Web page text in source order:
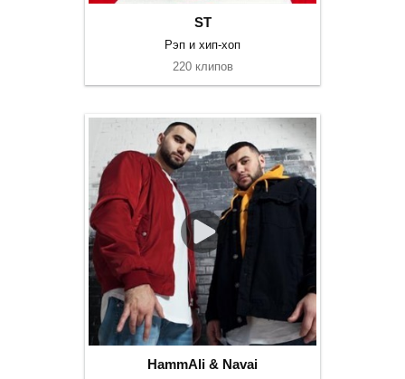
ST
Рэп и хип-хоп
220 клипов
HammAli & Navai